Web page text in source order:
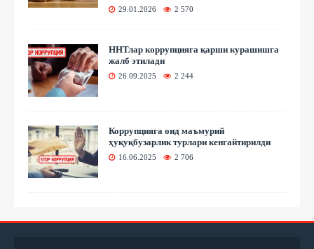
29.01.2026 2 570
ННТлар коррупцияга қарши курашишга
жалб этилади
26.09.2025 2 244
Коррупцияга оид маъмурий
ҳуқуқбузарлик турлари кенгайтирилди
16.06.2025 2 706